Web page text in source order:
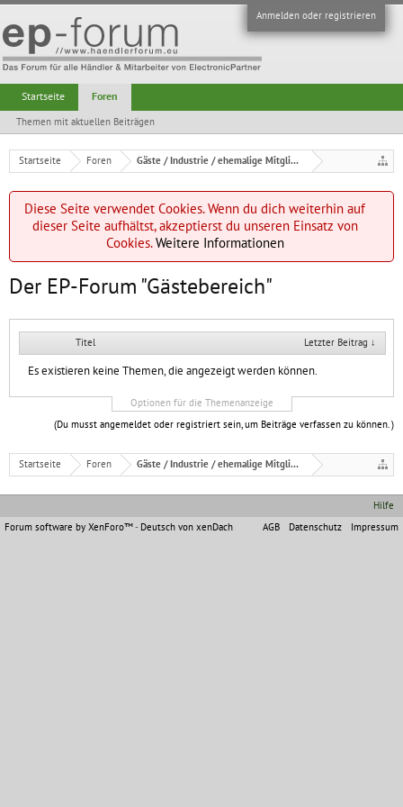
Anmelden oder registrieren
Startseite Foren Gäste / Industrie / ehemalige Mitglieder
Diese Seite verwendet Cookies. Wenn du dich weiterhin auf
dieser Seite aufhältst, akzeptierst du unseren Einsatz von
Cookies.Weitere Informationen
Der EP-Forum "Gästebereich"
Titel Letzter Beitrag ↓
Es existieren keine Themen, die angezeigt werden können.
Optionen für die Themenanzeige
(Du musst angemeldet oder registriert sein, um Beiträge verfassen zu können. )
Startseite Foren Gäste / Industrie / ehemalige Mitglieder
Startseite Foren
Themen mit aktuellen Beiträgen
Hilfe
AGB
Datenschutz Impressum
Forum software by XenForo™- Deutsch von xenDach